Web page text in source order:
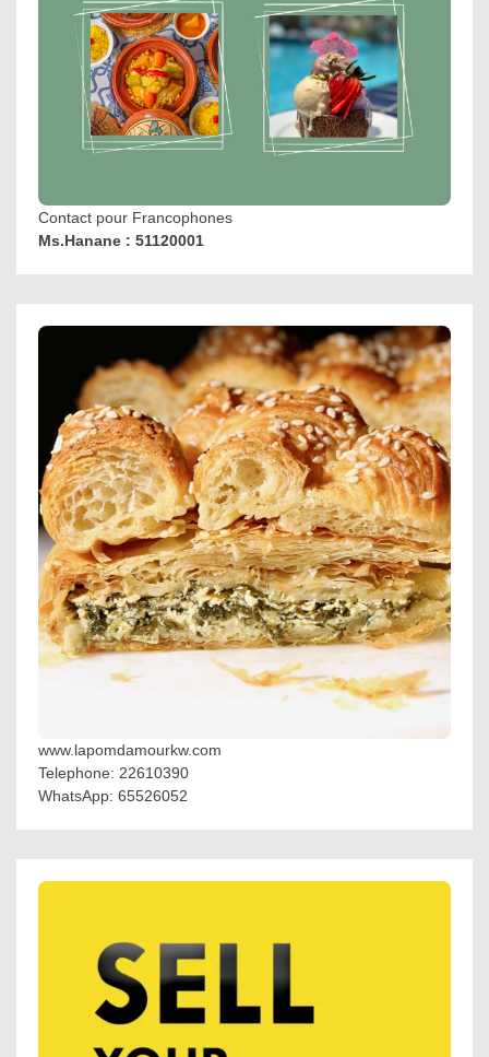
Contact pour Francophones
Ms.Hanane : 51120001
www.lapomdamourkw.com
Telephone: 22610390
WhatsApp: 65526052